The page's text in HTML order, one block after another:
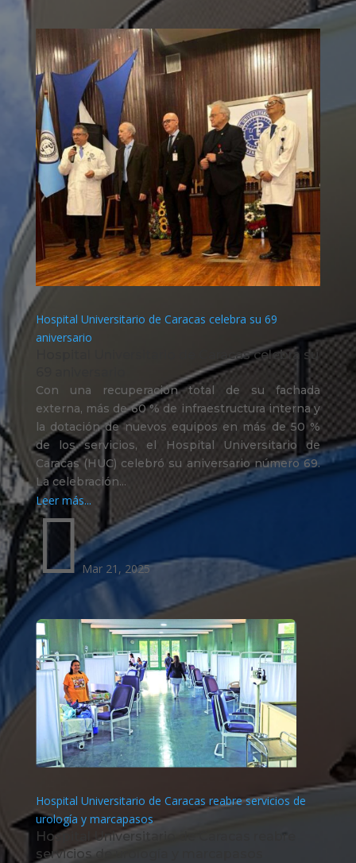
Hospital Universitario de Caracas celebra su 69
aniversario
Hospital Universitario de Caracas celebra su
Con una recuperación total de su fachada
externa, más de 60 % de infraestructura interna y
la dotación de nuevos equipos en más de 50 %
de los servicios, el Hospital Universitario de
Caracas (HUC) celebró su aniversario número 69.
La celebración...
Leer más...
Mar 21, 2025
Hospital Universitario de Caracas reabre servicios de
urología y marcapasos
Hospital Universitario de Caracas reabre
servicios de urología y marcapasos